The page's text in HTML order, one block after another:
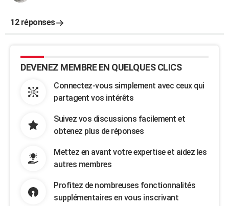
12 réponses
DEVENEZ MEMBRE EN QUELQUES CLICS
Connectez-vous simplement avec ceux qui
partagent vos intérêts
Suivez vos discussions facilement et
obtenez plus de réponses
Mettez en avant votre expertise et aidez les
autres membres
Profitez de nombreuses fonctionnalités
supplémentaires en vous inscrivant